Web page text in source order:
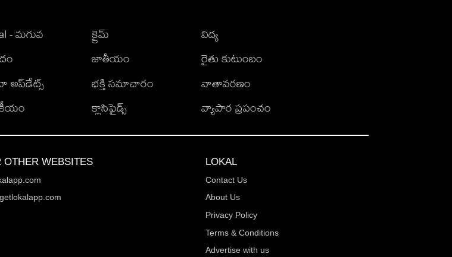
- మగువ
అప్‌డేట్స్
క్రైమ్
జాతీయం
భక్తి సమాచారం
క్లాసిఫైడ్స్
విద్య
రైతు కుటుంబం
వాతావరణం
వ్యాపార ప్రపంచం
OTHER WEBSITES LOKAL
Contact Us
About Us
Privacy Policy
Terms & Conditions
Advertise with us